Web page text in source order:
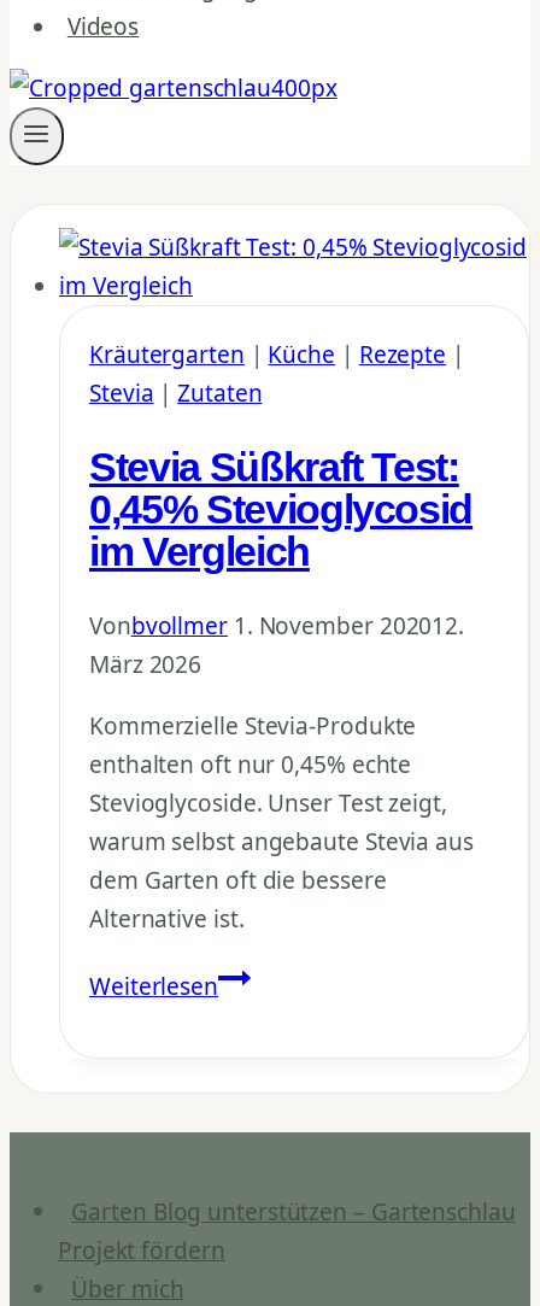
Videos
Kräutergarten | Küche | Rezepte |
Stevia |Zutaten
Stevia Süßkraft Test:
0,45% Stevioglycosid
im Vergleich
Vonbvollmer 1. November 202012.
März 2026
Kommerzielle Stevia-Produkte
enthalten oft nur 0,45% echte
Stevioglycoside. Unser Test zeigt,
warum selbst angebaute Stevia aus
dem Garten oft die bessere
Alternative ist.
WeiterlesenStevia
Test:
0,45%
Stevioglycosid
Vergleich
Garten Blog unterstützen – Gartenschlau
Projekt fördern
Über mich